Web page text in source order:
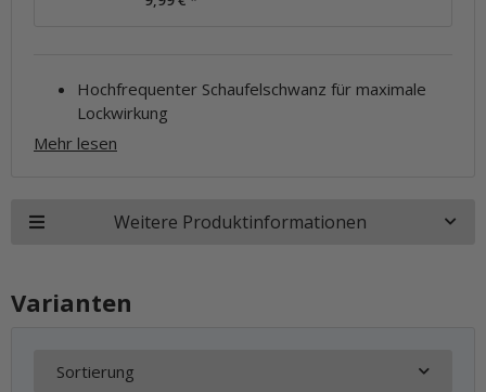
Hochfrequenter Schaufelschwanz für maximale
Lockwirkung
Mehr lesen
Weitere Produktinformationen
Varianten
Sortierung